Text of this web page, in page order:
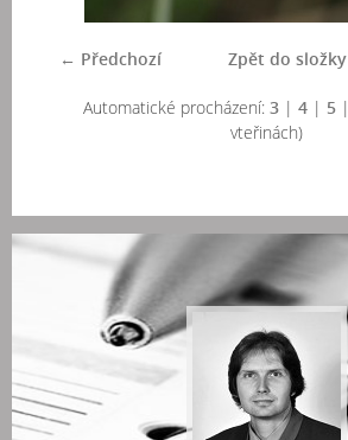
← Předchozí Zpět do složky
Automatické procházení: 3 | 4 | 5 |
vteřinách)